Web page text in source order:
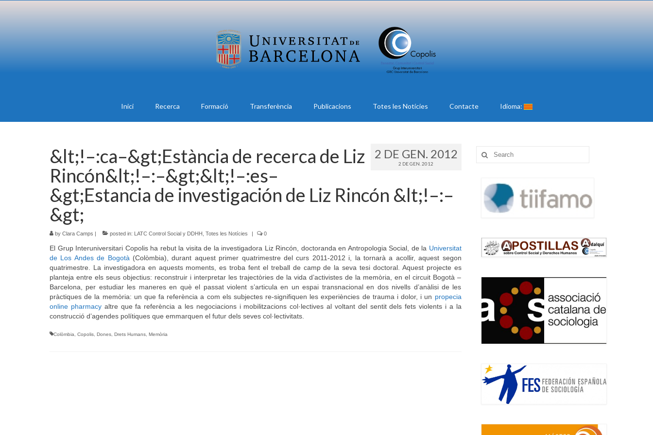
Inici Recerca Formació Transferència Publicacions Totes les Notícies Contacte Idioma:
2 DE GEN. 2012
2 DE GEN. 2012
&lt;!–:ca–&gt;Estància de recerca de Liz
Rincón&lt;!–:–&gt;&lt;!–:es–
&gt;Estancia de investigación de Liz Rincón &lt;!–:–
&gt;
by Clara Camps | posted in: LATC Control Social y DDHH Totes les Notícies | 0
El Grup Interuniversitari Copolis ha rebut la visita de la investigadora Liz Rincón, doctoranda en Antropologia Social, de la Universitat
de Los Andes de Bogotà (Colòmbia), durant aquest primer quatrimestre del curs 2011-2012 i, la tornarà a acollir, aquest segon
quatrimestre. La investigadora en aquests moments, es troba fent el treball de camp de la seva tesi doctoral. Aquest projecte es
planteja entre els seus objectius: reconstruir i interpretar les trajectòries de la vida d’activistes de la memòria, en el circuit Bogotà –
Barcelona, per estudiar les maneres en què el passat violent s’articula en un espai transnacional en dos nivells d’anàlisi de les
pràctiques de la memòria: un que fa referència a com els subjectes re-signifiquen les experiències de trauma i dolor, i un propecia
online pharmacyaltre que fa referència a les negociacions i mobilitzacions col·lectives al voltant del sentit dels fets violents i a la
construcció d’agendes polítiques que emmarquen el futur dels seves col·lectivitats.
Colòmbia Copolis Dones Drets Humans Memòria
Search
for: